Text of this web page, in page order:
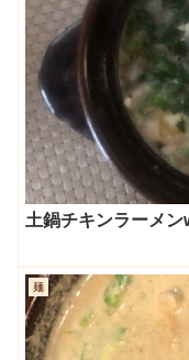
土鍋チキンラーメ
麺